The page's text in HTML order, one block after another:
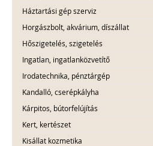
Háztartási gép szerviz
Horgászbolt, akvárium, díszállat
Hőszigetelés, szigetelés
Ingatlan, ingatlanközvetítő
Irodatechnika, pénztárgép
Kandalló, cserépkályha
Kárpitos, bútorfelújítás
Kert, kertészet
Kisállat kozmetika